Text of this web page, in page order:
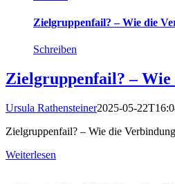
Zielgruppenfail? – Wie die
Schreiben
Zielgruppenfail? –
Ursula Rathensteiner2025-05-
Zielgruppenfail? – Wie die
Weiterlesen